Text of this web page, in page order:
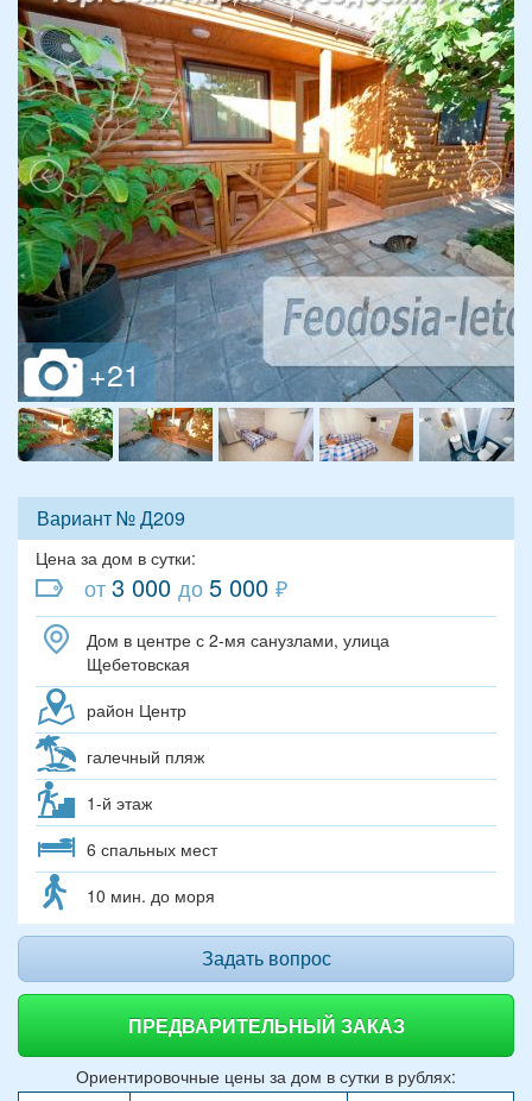
Вариант № Д209
Цена за дом в сутки:
от3 000 до5 000 ₽
Дом в центре с 2-мя санузлами, улица
Щебетовская
район Центр
галечный пляж
1-й этаж
6 спальных мест
10 мин. до моря
Задать вопрос
ПРЕДВАРИТЕЛЬНЫЙ ЗАКАЗ
Ориентировочные цены за дом в сутки в рублях: